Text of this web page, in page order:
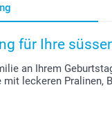
für Ihre
an Ihrem
leckeren Pralinen,